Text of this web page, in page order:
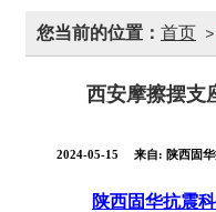
您当前的位置： 首页 >
西安摩擦摆支
2024-05-15 来自: 陕西固
陕西固华抗震